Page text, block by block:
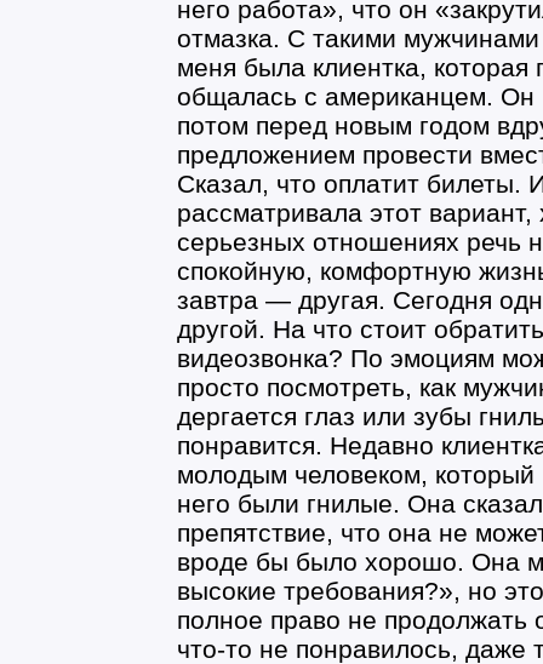
него работа», что он
отмазка. С такими
меня была клиентка, которая
общалась с американцем. Он
потом перед новым годом
предложением провести
Сказал, что оплатит билеты.
рассматривала этот
серьезных отношениях речь
спокойную, комфортную
завтра — другая. Сегодня
другой. На что стоит
видеозвонка? По эмоциям
просто посмотреть, как
дергается глаз или зубы
понравится. Недавно
молодым человеком,
него были гнилые. Она
препятствие, что она не
вроде бы было хорошо. Она
высокие требования?», но
полное право не
что-то не понравилось, даже